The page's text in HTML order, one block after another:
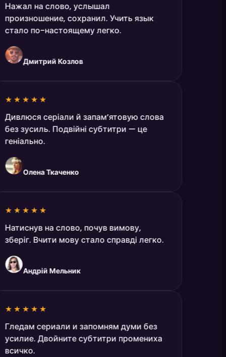
Нажал на слово, услышал
произношение, сохранил. Учить язык
стало по-настоящему легко.
Дмитрий Козлов
★★★★★
Дивлюся серіали й запам’ятовую слова
без зусиль. Подвійні субтитри — це
геніально.
Олена Ткаченко
★★★★★
Натиснув на слово, почув вимову,
зберіг. Вчити мову стало справді легко.
Андрій Мельник
★★★★★
Гледам сериали и запомням думи без
усилие. Двойните субтитри промениха
всичко.